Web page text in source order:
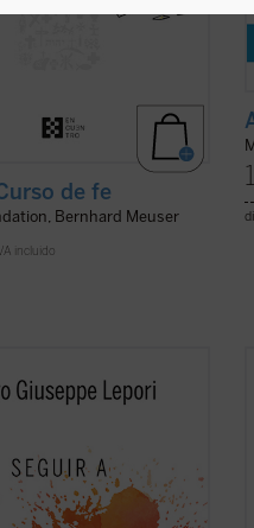
de fe
Bernhard Meuser
incluido
curso de
que pueda enseñar
recogidas en este volumen
que el P. Mauro
en el ...(ver ficha)